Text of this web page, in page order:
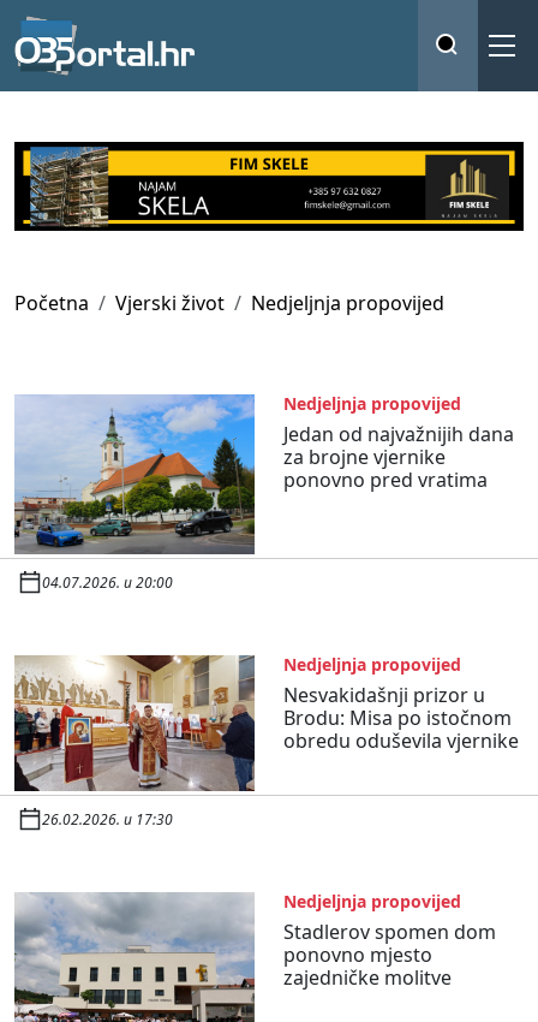
Početna Vjerski život Nedjeljnja propovijed
Nedjeljnja propovijed
Jedan od najvažnijih dana
za brojne vjernike
ponovno pred vratima
04.07.2026. u 20:00
Nedjeljnja propovijed
Nesvakidašnji prizor u
Brodu: Misa po istočnom
obredu oduševila vjernike
26.02.2026. u 17:30
Nedjeljnja propovijed
Stadlerov spomen dom
ponovno mjesto
zajedničke molitve